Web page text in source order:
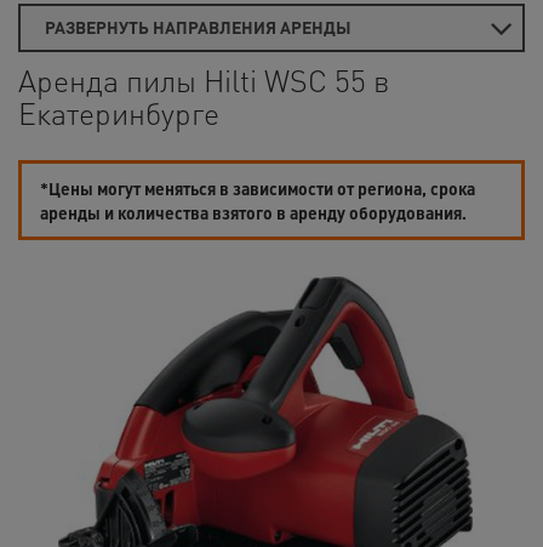
РАЗВЕРНУТЬ НАПРАВЛЕНИЯ АРЕНДЫ
Аренда пилы Hilti WSC 55 в
Екатеринбурге
*Цены могут меняться в зависимости от региона, срока
аренды и количества взятого в аренду оборудования.